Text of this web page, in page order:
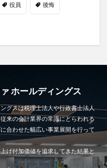
役員 後悔
ホールディングス
グスは税理士法人や行政書士法人
来の会計業界の常識にとらわれる
合わせた幅広い事業展開を行って
げ付加価値を追求してきた結果と